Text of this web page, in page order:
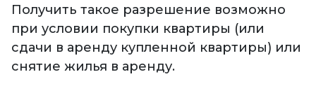
Получить такое разрешение возможно
при условии покупки квартиры (или
сдачи в аренду купленной квартиры) или
снятие жилья в аренду.